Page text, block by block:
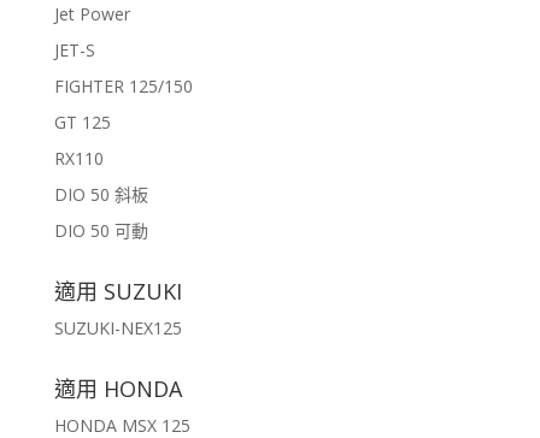
Jet Power
JET-S
FIGHTER 125/150
GT 125
RX110
DIO 50 斜板
DIO 50 可動
適用 SUZUKI
SUZUKI-NEX125
適用 HONDA
HONDA MSX 125